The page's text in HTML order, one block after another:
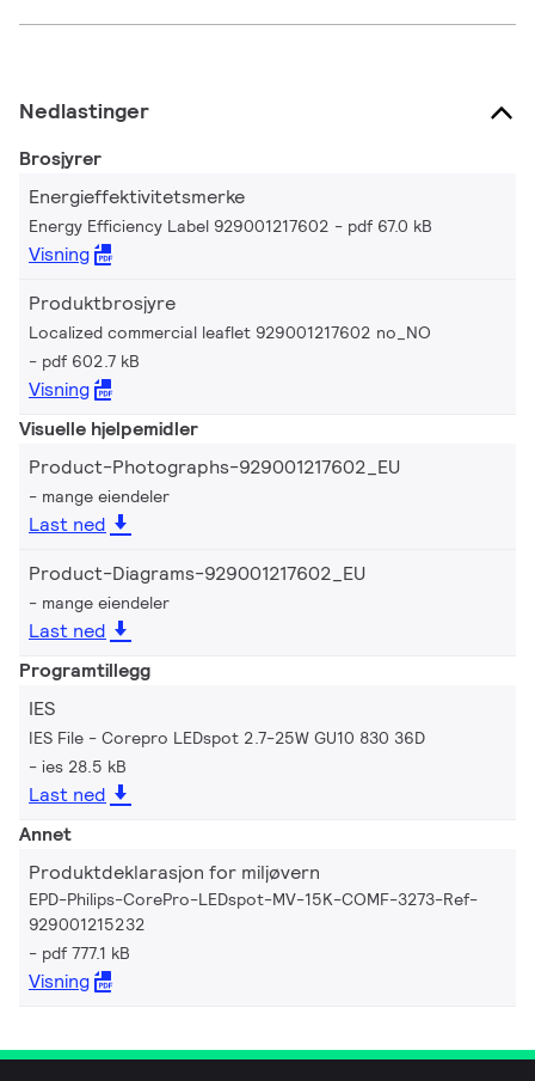
Nedlastinger
Brosjyrer
Energieffektivitetsmerke
Energy Efficiency Label 929001217602 pdf 67.0 kB
Visning
Produktbrosjyre
Localized commercial leaflet 929001217602 no_NO
pdf 602.7 kB
Visning
Visuelle hjelpemidler
Product-Photographs-929001217602_EU
mange eiendeler
Last ned
Product-Diagrams-929001217602_EU
mange eiendeler
Last ned
Programtillegg
IES
IES File - Corepro LEDspot 2.7-25W GU10 830 36D
ies 28.5 kB
Last ned
Annet
Produktdeklarasjon for miljøvern
EPD-Philips-CorePro-LEDspot-MV-15K-COMF-3273-Ref-
929001215232
pdf 777.1 kB
Visning